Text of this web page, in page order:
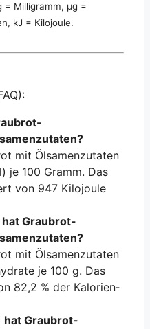
= Milligramm, µg =
kJ = Kilojoule.
mit Ölsamenzutaten
je 100 Gramm. Das
von 947 Kilojoule
Graubrot-
mit Ölsamenzutaten
je 100 g. Das
82,2 % der Kalorien­
hat Graubrot-